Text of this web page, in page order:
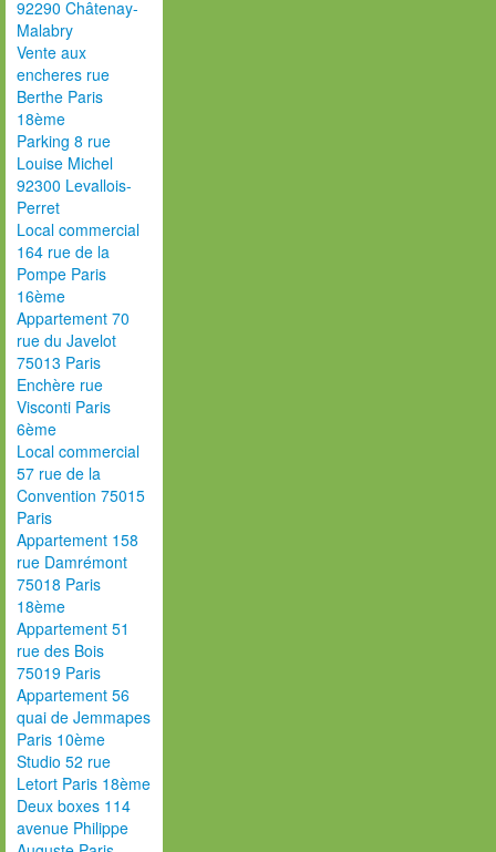
92290 Châtenay-
Malabry
Vente aux
encheres rue
Berthe Paris
18ème
Parking 8 rue
Louise Michel
92300 Levallois-
Perret
Local commercial
164 rue de la
Pompe Paris
16ème
Appartement 70
rue du Javelot
75013 Paris
Enchère rue
Visconti Paris
6ème
Local commercial
57 rue de la
Convention 75015
Paris
Appartement 158
rue Damrémont
75018 Paris
18ème
Appartement 51
rue des Bois
75019 Paris
Appartement 56
quai de Jemmapes
Paris 10ème
Studio 52 rue
Letort Paris 18ème
Deux boxes 114
avenue Philippe